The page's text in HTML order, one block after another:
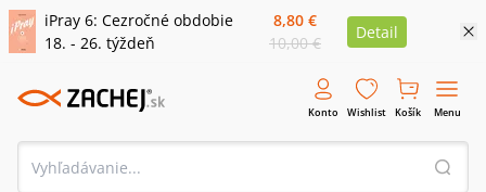
iPray 6: Cezročné obdobie
18. - 26. týždeň
8,80 €
10,00 €
Detail
Konto Wishlist Košík Menu